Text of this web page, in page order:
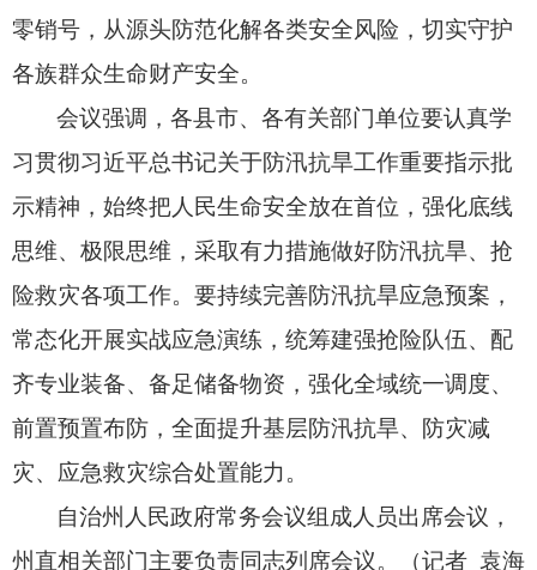
零销号， 从源头防范化解各类安全风险， 切实守护
各族群众生命财产安全。
会议强调，各县市、各有关部门单位要认真学
习贯彻习近平总书记关于防汛抗旱工作重要指示批
示精神， 始终把人民生命安全放在首位， 强化底线
思维、 极限思维， 采取有力措施做好防汛抗旱、 抢
险救灾各项工作。 要持续完善防汛抗旱应急预案，
常态化开展实战应急演练， 统筹建强抢险队伍、 配
齐专业装备、 备足储备物资， 强化全域统一调度、
前置预置布防， 全面提升基层防汛抗旱、
防灾减
灾、 应急救灾综合处置能力。
自治州人民政府常务会议组成人员出席会议，
州直相关部门主要负责同志列席会议。
（记者 袁海